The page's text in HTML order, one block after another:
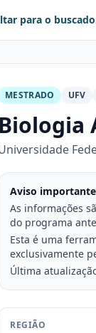
para o
MESTRADO UFV
Biologia
Aviso importante
As informações
do programa
Esta é uma
exclusivamente
Última
REGIÃO